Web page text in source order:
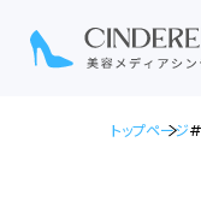
トップページ